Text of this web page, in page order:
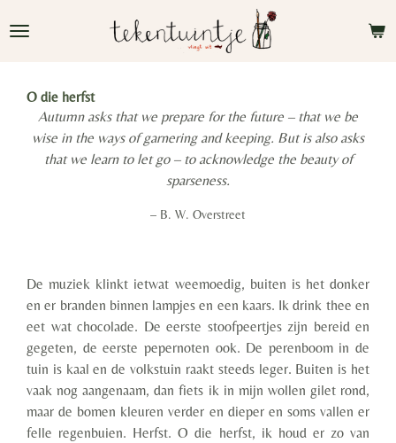
direct
hoofdinhoud
O die herfst
Autumn asks that we prepare for the future – that we be
wise in the ways of garnering and keeping. But is also asks
that we learn to let go – to acknowledge the beauty of
sparseness.
– B. W. Overstreet
De muziek klinkt ietwat weemoedig, buiten is het donker
en er branden binnen lampjes en een kaars. Ik drink thee en
eet wat chocolade. De eerste stoofpeertjes zijn bereid en
gegeten, de eerste pepernoten ook. De perenboom in de
tuin is kaal en de volkstuin raakt steeds leger. Buiten is het
vaak nog aangenaam, dan fiets ik in mijn wollen giletrond,
maar de bomen kleuren verder en dieper en soms vallen er
felle regenbuien. Herfst. O die herfst, ik houd er zo van